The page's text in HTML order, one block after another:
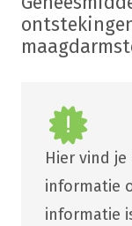
Hier vind
informatie
informatie